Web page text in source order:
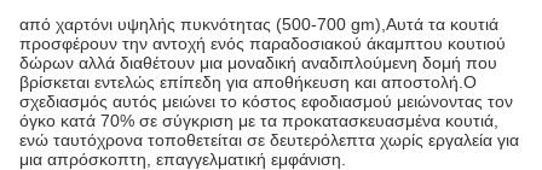
από χαρτόνι υψηλής πυκνότητας (500-700 gm),Αυτά τα κουτιά
προσφέρουν την αντοχή ενός παραδοσιακού άκαμπτου κουτιού
δώρων αλλά διαθέτουν μια μοναδική αναδιπλούμενη δομή που
βρίσκεται εντελώς επίπεδη για αποθήκευση και αποστολή.Ο
σχεδιασμός αυτός μειώνει το κόστος εφοδιασμού μειώνοντας τον
όγκο κατά 70% σε σύγκριση με τα προκατασκευασμένα κουτιά,
ενώ ταυτόχρονα τοποθετείται σε δευτερόλεπτα χωρίς εργαλεία για
μια απρόσκοπτη, επαγγελματική εμφάνιση.